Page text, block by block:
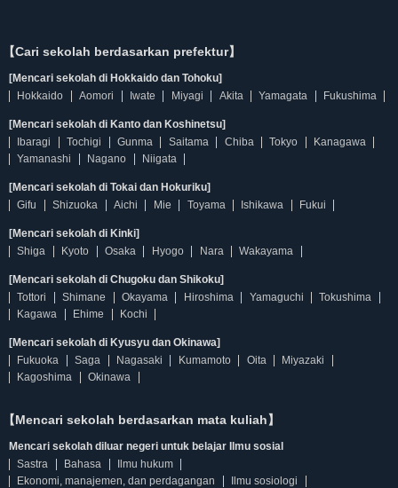
【Cari sekolah berdasarkan prefektur】
[Mencari sekolah di Hokkaido dan Tohoku]
Hokkaido
Aomori Iwate Miyagi Akita Yamagata Fukushima
[Mencari sekolah di Kanto dan Koshinetsu]
Ibaragi
Tochigi Gunma Saitama Chiba Tokyo
Kanagawa
Yamanashi
Nagano Niigata
[Mencari sekolah di Tokai dan Hokuriku]
Gifu
Shizuoka Aichi Mie Toyama Ishikawa Fukui
[Mencari sekolah di Kinki]
Shiga
Kyoto Osaka Hyogo Nara Wakayama
[Mencari sekolah di Chugoku dan Shikoku]
Tottori
Shimane Okayama Hiroshima Yamaguchi
Tokushima
Kagawa
Ehime Kochi
[Mencari sekolah di Kyusyu dan Okinawa]
Fukuoka
Saga Nagasaki Kumamoto Oita
Miyazaki
Kagoshima
Okinawa
【Mencari sekolah berdasarkan mata kuliah】
Mencari sekolah diluar negeri untuk belajar Ilmu sosial
Sastra
Bahasa
Ilmu hukum
Ekonomi, manajemen, dan perdagangan
Ilmu sosiologi